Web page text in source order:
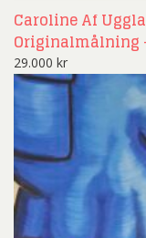
Caroline Af
Originalmålning
29.000 kr